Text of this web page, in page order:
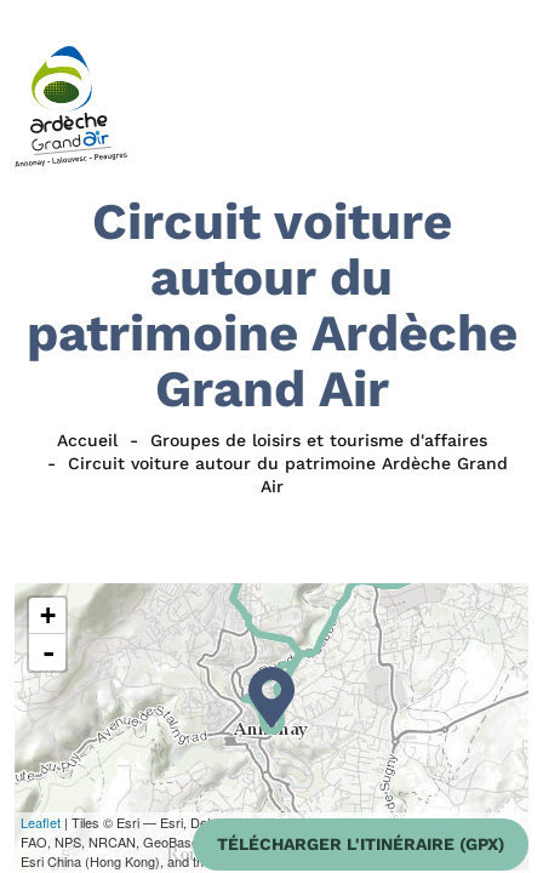
Circuit voiture
autour du
patrimoine Ardèche
Grand Air
Accueil
Groupes de loisirs et tourisme d'affaires
Circuit voiture autour du patrimoine Ardèche Grand
Air
+
-
Leaflet | Tiles © Esri — Esri, DeLorme, NAVTEQ, TomTom, Intermap, iPC, USGS,
FAO, NPS, NRCAN, GeoBase, Kadaster NL, Ordnance Survey, Esri Japan, METI,
Esri China (Hong Kong), and the GIS User Community
TÉLÉCHARGER L'ITINÉRAIRE (GPX)